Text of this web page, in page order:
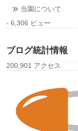
当園について
- 6,306 ビュー
ブログ統計情報
200,901 アクセス